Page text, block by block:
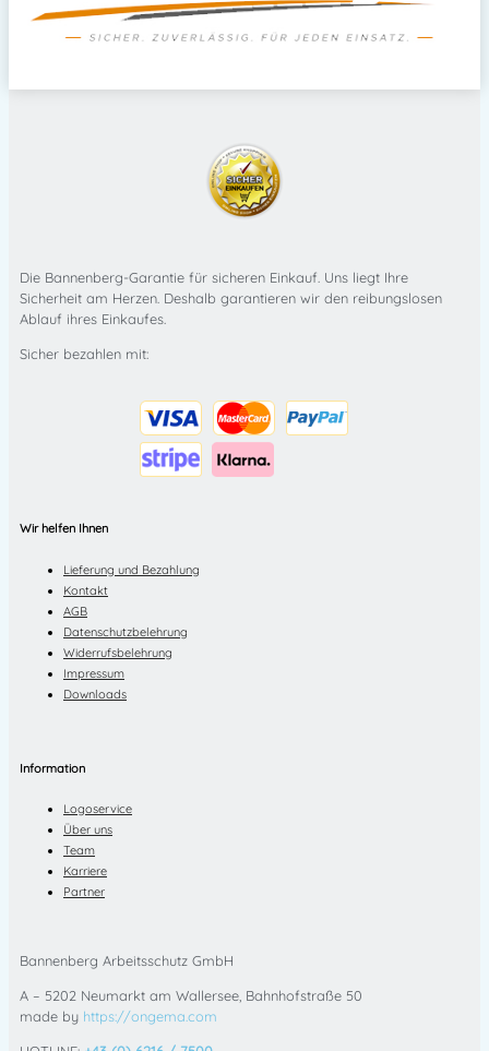
Die Bannenberg-Garantie für sicheren Einkauf. Uns liegt Ihre
Sicherheit am Herzen. Deshalb garantieren wir den reibungslosen
Ablauf ihres Einkaufes.
Sicher bezahlen mit:
Wir helfen Ihnen
Lieferung und Bezahlung
Kontakt
AGB
Datenschutzbelehrung
Widerrufsbelehrung
Impressum
Downloads
Information
Logoservice
Über uns
Team
Karriere
Partner
Bannenberg Arbeitsschutz GmbH
A – 5202 Neumarkt am Wallersee, Bahnhofstraße 50
made by https://ongema.com